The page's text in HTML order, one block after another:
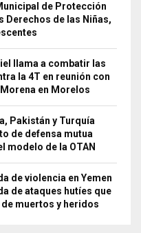
de Protección
Derechos de las Niñas,
llama a combatir las
la 4T en reunión con
en Morelos
Pakistán y Turquía
de defensa mutua
modelo de la OTAN
de violencia en Yemen
de ataques hutíes que
muertos y heridos